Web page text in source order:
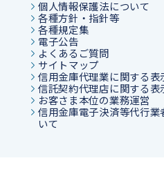
個人情報保護法について
各種方針・指針等
各種規定集
電子公告
よくあるご質問
サイトマップ
信用金庫代理業に関する表
信託契約代理店に関する表
お客さま本位の業務運営
信用金庫電子決済等代行
いて